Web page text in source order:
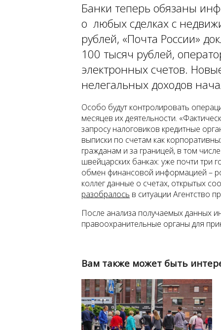
Банки теперь обязаны
о любых сделках с
рублей, «Почта России»
100 тысяч рублей,
электронных счетов.
нелегальных доходов
Особо будут контролировать
месяцев их деятельности.
запросу налоговиков кредитные
выписки по счетам как
гражданам и за границей, в том
швейцарских банках: уже почти три
обмен финансовой информацией –
коллег данные о счетах, открытых
разобралось в ситуации Агентство
После анализа получаемых данных
правоохранительные органы для
Вам также может быть